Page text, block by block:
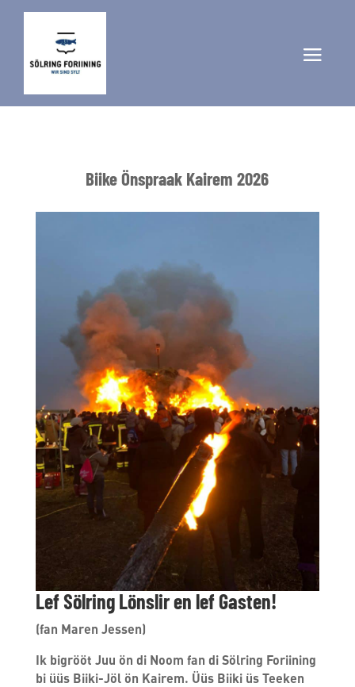
Biike Önspraak Kairem 2026
Lef Sölring Lönslir en lef Gasten!
(fan Maren Jessen)
Ik bigrööt Juu ön di Noom fan di Sölring Foriining
bi üüs Biiki-Jöl ön Kairem. Üüs Biiki üs Teeken